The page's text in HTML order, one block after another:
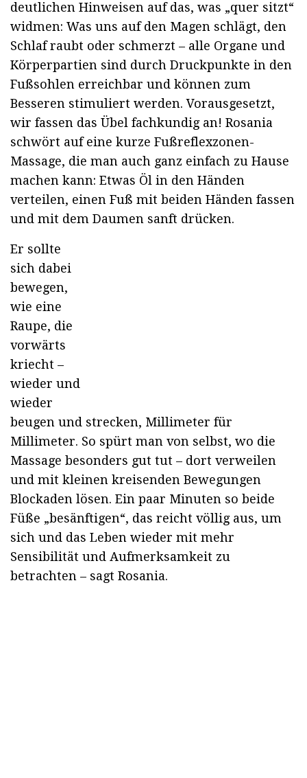
deutlichen Hinweisen auf das, was „quer sitzt“
widmen: Was uns auf den Magen schlägt, den
Schlaf raubt oder schmerzt – alle Organe und
Körperpartien sind durch Druckpunkte in den
Fußsohlen erreichbar und können zum
Besseren stimuliert werden. Vorausgesetzt,
wir fassen das Übel fachkundig an! Rosania
schwört auf eine kurze Fußreflexzonen-
Massage, die man auch ganz einfach zu Hause
machen kann: Etwas Öl in den Händen
verteilen, einen Fuß mit beiden Händen fassen
und mit dem Daumen sanft drücken.
Er sollte
sich dabei
bewegen,
wie eine
Raupe, die
vorwärts
kriecht –
wieder und
wieder
beugen und strecken, Millimeter für
Millimeter. So spürt man von selbst, wo die
Massage besonders gut tut – dort verweilen
und mit kleinen kreisenden Bewegungen
Blockaden lösen. Ein paar Minuten so beide
Füße „besänftigen“, das reicht völlig aus, um
sich und das Leben wieder mit mehr
Sensibilität und Aufmerksamkeit zu
betrachten – sagt Rosania.